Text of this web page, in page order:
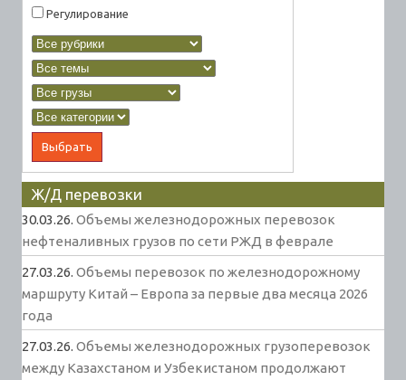
Регулирование
Ж/Д перевозки
30.03.26. Объемы железнодорожных перевозок
нефтеналивных грузов по сети РЖД в феврале
27.03.26. Объемы перевозок по железнодорожному
маршруту Китай – Европа за первые два месяца 2026
года
27.03.26. Объемы железнодорожных грузоперевозок
между Казахстаном и Узбекистаном продолжают